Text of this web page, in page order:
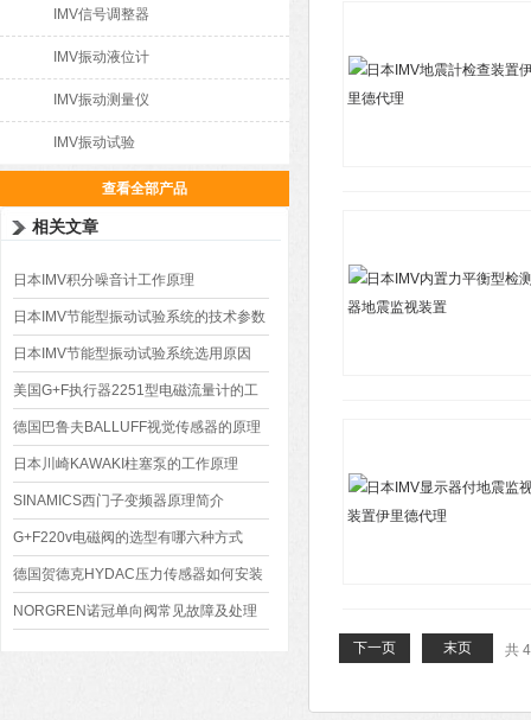
IMV信号调整器
IMV振动液位计
IMV振动测量仪
IMV振动试验
查看全部产品
相关文章
日本IMV积分噪音计工作原理
日本IMV节能型振动试验系统的技术参数
日本IMV节能型振动试验系统选用原因
美国G+F执行器2251型电磁流量计的工
作原理
德国巴鲁夫BALLUFF视觉传感器的原理
日本川崎KAWAKI柱塞泵的工作原理
SINAMICS西门子变频器原理简介
G+F220v电磁阀的选型有哪六种方式
德国贺德克HYDAC压力传感器如何安装
NORGREN诺冠单向阀常见故障及处理
共
下一页 末页